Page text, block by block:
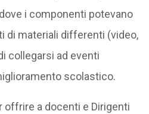
i componenti potevano
di materiali differenti (video,
collegarsi ad eventi
scolastico.
offrire a docenti e Dirigenti